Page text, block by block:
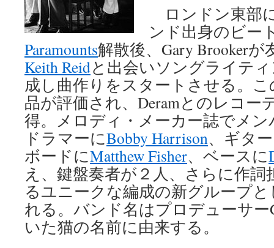
プ
ロンドン東部
ンド出身のビー
Paramounts解散後、Gary Brooker
Keith Reidと出会いソングライテ
成し曲作りをスタートさせる。
品が評価され、Deramとのレコー
得。メロディ・メーカー誌でメ
ドラマーにBobby Harrison、ギタ
ボードにMatthew Fisher、ベースに
え、鍵盤奏者が２人、さらに作
るユニークな編成の新グループ
れる。バンド名はプロデューサー
いた猫の名前に由来する。